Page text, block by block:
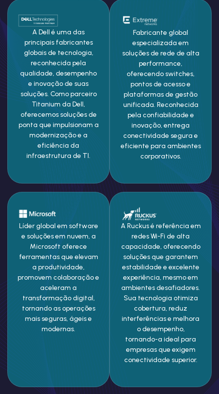
A Dell é uma das
principais fabricantes
globais de tecnologia,
reconhecida pela
qualidade, desempenho
e inovação de suas
soluções. Como parceiro
Titanium da Dell,
oferecemos soluções de
ponta que impulsionam a
modernização e a
eficiência da
infraestrutura de TI.
Fabricante global
especializada em
soluções de rede de alta
performance,
oferecendo switches,
pontos de acesso e
plataformas de gestão
unificada. Reconhecida
pela confiabilidade e
inovação, entrega
conectividade segura e
eficiente para ambientes
corporativos.
Líder global em software
e soluções em nuvem, a
Microsoft oferece
ferramentas que elevam
a produtividade,
promovem colaboração e
aceleram a
transformação digital,
tornando as operações
mais seguras, ágeis e
modernas.
A Ruckus é referência em
redes Wi-Fi de alta
capacidade, oferecendo
soluções que garantem
estabilidade e excelente
experiência, mesmo em
ambientes desafiadores.
Sua tecnologia otimiza
cobertura, reduz
interferências e melhora
o desempenho,
tornando-a ideal para
empresas que exigem
conectividade superior.